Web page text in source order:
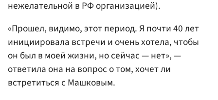
нежелательной в РФ организацией).
«Прошел, видимо, этот период. Я почти 40 лет
инициировала встречи и очень хотела, чтобы
он был в моей жизни, но сейчас — нет», —
ответила она на вопрос о том, хочет ли
встретиться с Машковым.